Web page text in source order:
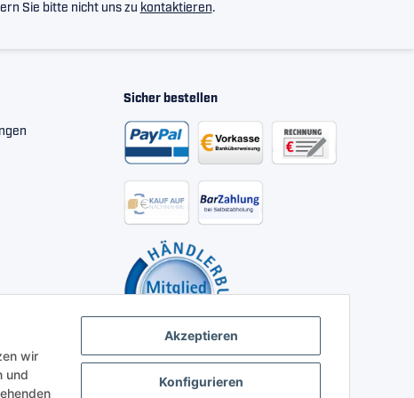
Akzeptieren
Konfigurieren
wir
und
Sie bitte nicht uns zu kontaktieren.
Sicher bestellen